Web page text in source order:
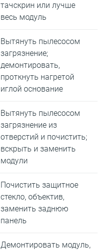
тачскрин или лучше
весь модуль
Вытянуть пылесосом
загрязнение;
демонтировать,
проткнуть нагретой
иглой основание
Вытянуть пылесосом
загрязнение из
отверстий и почистить;
вскрыть и заменить
модули
Почистить защитное
стекло, объектив,
заменить заднюю
панель
Демонтировать модуль,